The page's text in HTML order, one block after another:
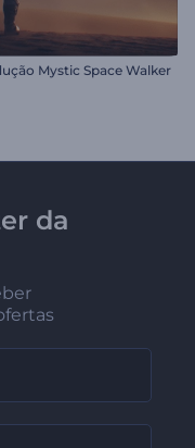
Mystic Space Walker
da